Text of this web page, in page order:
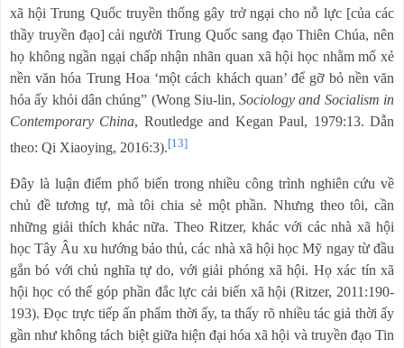
xã hội Trung Quốc truyền thống gây trở ngại cho nỗ lực [của các
thầy truyền đạo] cải người Trung Quốc sang đạo Thiên Chúa, nên
họ không ngần ngại chấp nhận nhãn quan xã hội học nhằm mổ xẻ
nền văn hóa Trung Hoa ‘một cách khách quan’ để gỡ bỏ nền văn
hóa ấy khỏi dân chúng” (Wong Siu-lin,Sociology and Socialism in
Contemporary China, Routledge and Kegan Paul, 1979:13. Dẫn
theo: Qi Xiaoying, 2016:3).[13]
Đây là luận điểm phổ biến trong nhiều công trình nghiên cứu về
chủ đề tương tự, mà tôi chia sẻ một phần. Nhưng theo tôi, cần
những giải thích khác nữa. Theo Ritzer, khác với các nhà xã hội
học Tây Âu xu hướng bảo thủ, các nhà xã hội học Mỹ ngay từ đầu
gắn bó với chủ nghĩa tự do, với giải phóng xã hội. Họ xác tín xã
hội học có thể góp phần đắc lực cải biến xã hội (Ritzer, 2011:190-
193). Đọc trực tiếp ấn phẩm thời ấy, ta thấy rõ nhiều tác giả thời ấy
gần như không tách biệt giữa hiện đại hóa xã hội và truyền đạo Tin